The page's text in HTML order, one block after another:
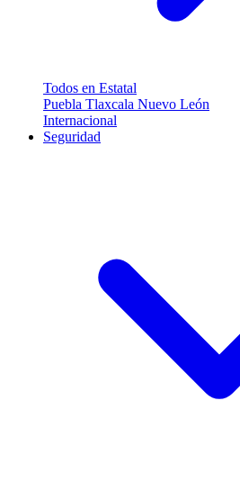
Todos en Estatal
Puebla Tlaxcala Nuevo León
Internacional
Seguridad